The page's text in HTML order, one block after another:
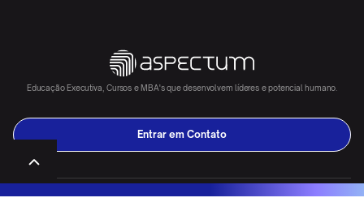
Educação Executiva, Cursos e MBA's que desenvolvem líderes e potencial humano.
Entrar em Contato